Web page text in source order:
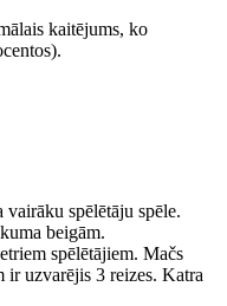
kaitējums, ko
vairāku spēlētāju spēle.
beigām.
spēlētājiem. Mačs
ir uzvarējis 3 reizes. Katra